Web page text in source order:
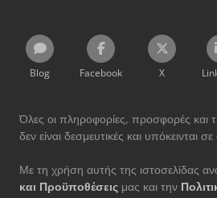
Blog Facebook X
Όλες οι πληροφορίες, προσφορές και
δεν είναι δεσμευτικές και υπόκεινται
Με τη χρήση αυτής της ιστοσελίδας
και Προϋποθέσεις μας και την